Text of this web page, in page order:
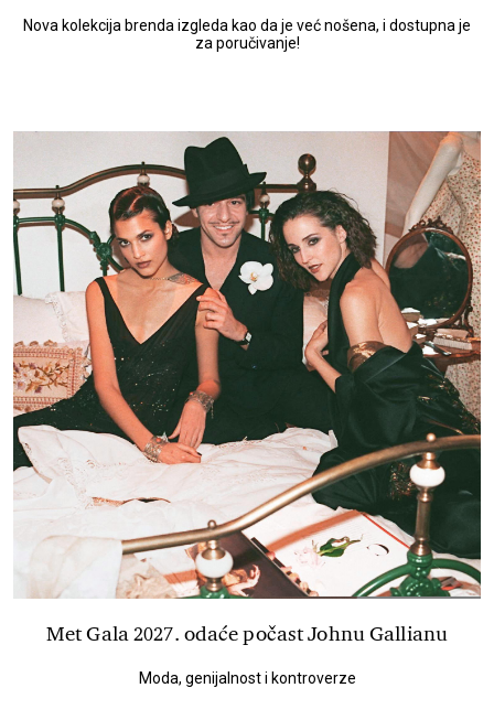
Nova kolekcija brenda izgleda kao da je već nošena, i dostupna je
za poručivanje!
Met Gala 2027. odaće počast Johnu Gallianu
Moda, genijalnost i kontroverze